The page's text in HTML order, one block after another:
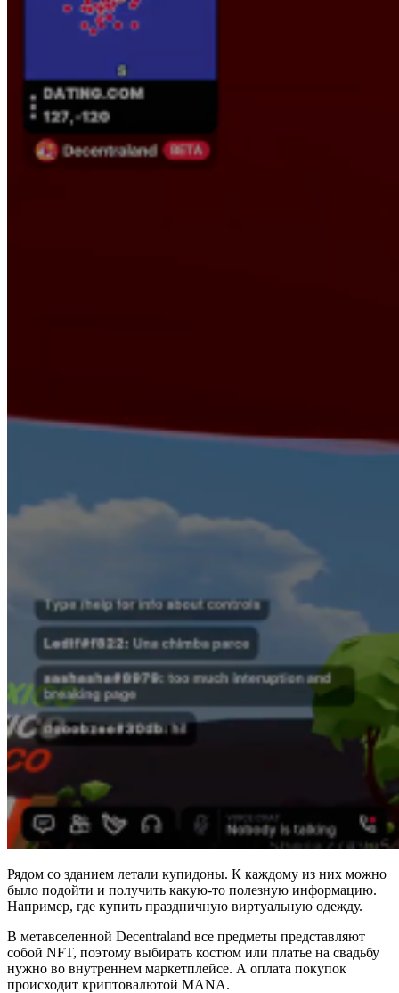
Рядом со зданием летали купидоны. К каждому из них можно
было подойти и получить какую-то полезную информацию.
Например, где купить праздничную виртуальную одежду.
В метавселенной Decentraland все предметы представляют
собой NFT, поэтому выбирать костюм или платье на свадьбу
нужно во внутреннем маркетплейсе. А оплата покупок
происходит криптовалютой MANA.